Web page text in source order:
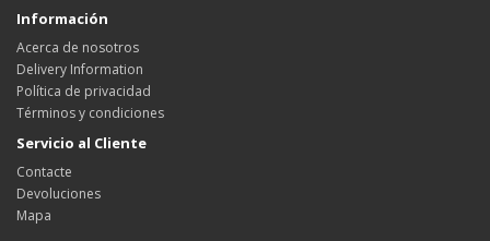
Información
Acerca de nosotros
Delivery Information
Política de privacidad
Términos y condiciones
Servicio al Cliente
Contacte
Devoluciones
Mapa